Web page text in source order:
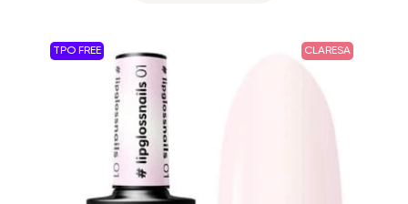
TPO FREE CLARESA